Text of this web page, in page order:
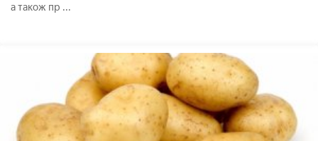
а також пр ...